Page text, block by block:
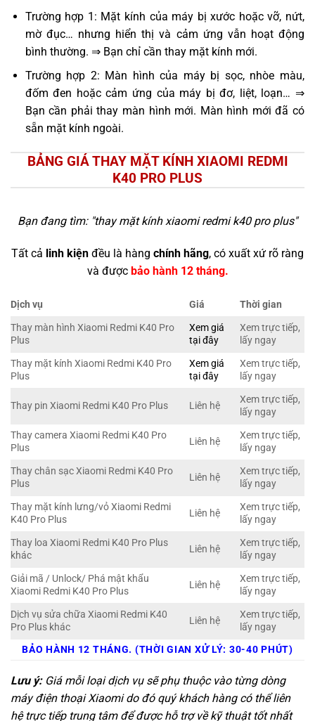
Trường hợp 1: Mặt kính của máy bị xước hoặc vỡ, nứt,
mờ đục… nhưng hiển thị và cảm ứng vẫn hoạt động
bình thường. ⇒ Bạn chỉ cần thay mặt kính mới.
Trường hợp 2: Màn hình của máy bị sọc, nhòe màu,
đốm đen hoặc cảm ứng của máy bị đơ, liệt, loạn… ⇒
Bạn cần phải thay màn hình mới. Màn hình mới đã có
sẵn mặt kính ngoài.
BẢNG GIÁ THAY MẶT KÍNH XIAOMI REDMI
K40 PRO PLUS
Bạn đang tìm: "thay mặt kính xiaomi redmi k40 pro plus"
Tất cả linh kiện đều là hàng chính hãng, có xuất xứ rõ ràng
và được bảo hành 12 tháng.
Dịch vụ Giá
Thời gian
Thay màn hình Xiaomi Redmi K40 Pro
Plus
Xem giá
tại đây
Xem trực tiếp,
lấy ngay
Thay mặt kính Xiaomi Redmi K40 Pro
Plus
Xem giá
tại đây
Xem trực tiếp,
lấy ngay
Thay pin Xiaomi Redmi K40 Pro Plus Liên hệ
Xem trực tiếp,
lấy ngay
Thay camera Xiaomi Redmi K40 Pro
Plus
Liên hệ
Xem trực tiếp,
lấy ngay
Thay chân sạc Xiaomi Redmi K40 Pro
Plus
Liên hệ
Xem trực tiếp,
lấy ngay
Thay mặt kính lưng/vỏ Xiaomi Redmi
K40 Pro Plus
Liên hệ
Xem trực tiếp,
lấy ngay
Thay loa Xiaomi Redmi K40 Pro Plus
khác
Liên hệ
Xem trực tiếp,
lấy ngay
Giải mã / Unlock/ Phá mật khẩu
Xiaomi Redmi K40 Pro Plus
Liên hệ
Xem trực tiếp,
lấy ngay
Dịch vụ sửa chữa Xiaomi Redmi K40
Pro Plus khác
Liên hệ
Xem trực tiếp,
lấy ngay
BẢO HÀNH 12 THÁNG. (THỜI GIAN XỬ LÝ: 30-40 PHÚT)
Lưu ý:Giá mỗi loại dịch vụ sẽ phụ thuộc vào từng dòng
máy điện thoại Xiaomi do đó quý khách hàng có thể liên
hệ trực tiếp trung tâm để được hỗ trợ về kỹ thuật tốt nhất